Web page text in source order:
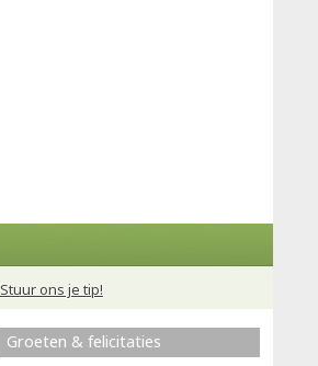
Stuur ons je tip!
Groeten & felicitaties